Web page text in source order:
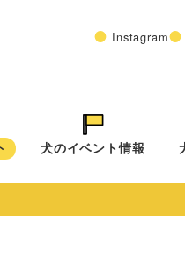
Instagram
犬のイベント情報